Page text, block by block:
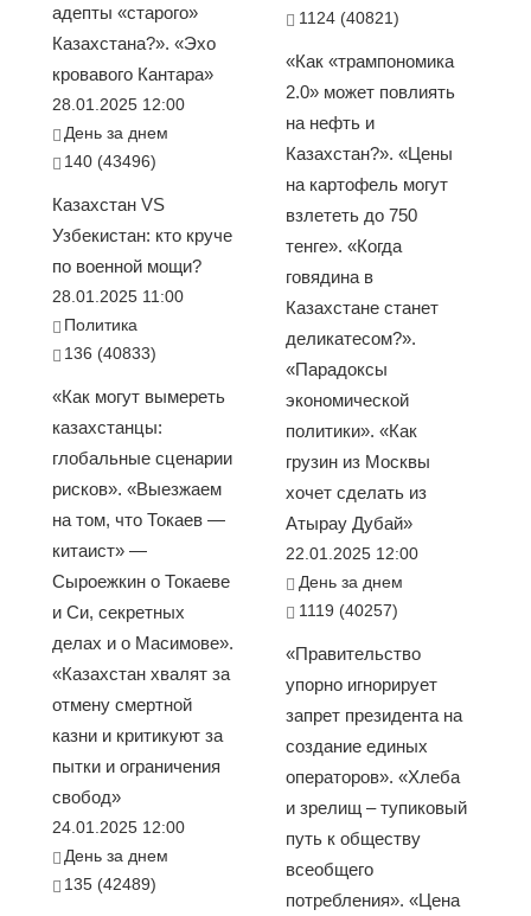
адепты «старого»
Казахстана?». «Эхо
кровавого Кантара»
28.01.2025 12:00
День за днем
140 (43496)
Казахстан VS
Узбекистан: кто круче
по военной мощи?
28.01.2025 11:00
Политика
136 (40833)
«Как могут вымереть
казахстанцы:
глобальные сценарии
рисков». «Выезжаем
на том, что Токаев —
китаист» —
Сыроежкин о Токаеве
и Си, секретных
делах и о Масимове».
«Казахстан хвалят за
отмену смертной
казни и критикуют за
пытки и ограничения
свобод»
24.01.2025 12:00
День за днем
135 (42489)
1124 (40821)
«Как «трампономика
2.0» может повлиять
на нефть и
Казахстан?». «Цены
на картофель могут
взлететь до 750
тенге». «Когда
говядина в
Казахстане станет
деликатесом?».
«Парадоксы
экономической
политики». «Как
грузин из Москвы
хочет сделать из
Атырау Дубай»
22.01.2025 12:00
День за днем
1119 (40257)
«Правительство
упорно игнорирует
запрет президента на
создание единых
операторов». «Хлеба
и зрелищ – тупиковый
путь к обществу
всеобщего
потребления». «Цена